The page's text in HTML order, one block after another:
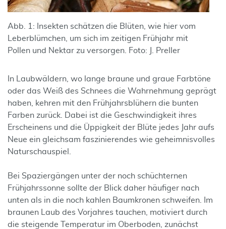
Abb. 1: Insekten schätzen die Blüten, wie hier vom
Leberblümchen, um sich im zeitigen Frühjahr mit
Pollen und Nektar zu versorgen. Foto: J. Preller
In Laubwäldern, wo lange braune und graue Farbtöne
oder das Weiß des Schnees die Wahrnehmung geprägt
haben, kehren mit den Frühjahrsblühern die bunten
Farben zurück. Dabei ist die Geschwindigkeit ihres
Erscheinens und die Üppigkeit der Blüte jedes Jahr aufs
Neue ein gleichsam faszinierendes wie geheimnisvolles
Naturschauspiel.
Bei Spaziergängen unter der noch schüchternen
Frühjahrssonne sollte der Blick daher häufiger nach
unten als in die noch kahlen Baumkronen schweifen. Im
braunen Laub des Vorjahres tauchen, motiviert durch
die steigende Temperatur im Oberboden, zunächst